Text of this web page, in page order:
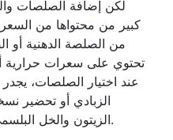
لكن إضافة الصلصات
كبير من محتواها من
من الصلصة الدهنية أو
تحتوي على سعرات حرارية
عند اختيار الصلصات،
الزبادي أو تحضير
الزيتون والخل البلسمي والأعشاب على سبيل المثال.